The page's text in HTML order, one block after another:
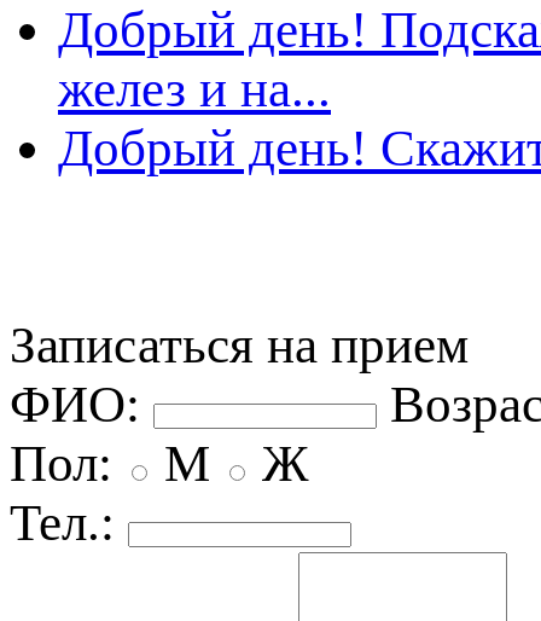
Добрый день!
желез и на...
Добрый день!
Записаться на прием
ФИО:
Пол:
М
Ж
Тел.: